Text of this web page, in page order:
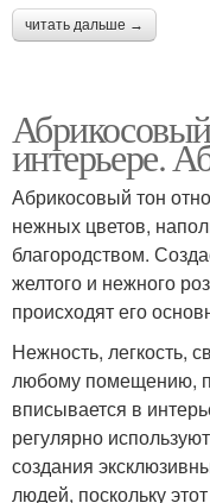
читать дальше →
интерьере.
Абрикосовый тон
нежных цветов,
благородством.
желтого и нежного
происходят его
Нежность, легкость,
любому помещению,
вписывается в
регулярно
создания
людей, поскольку